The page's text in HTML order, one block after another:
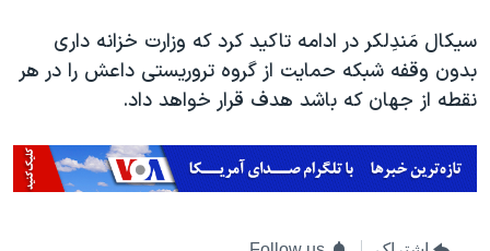
سیکال مَندِلکر در ادامه تاکید کرد که وزارت خزانه داری
بدون وقفه شبکه حمایت از گروه تروریستی داعش را در هر
نقطه از جهان که باشد هدف قرار خواهد داد.